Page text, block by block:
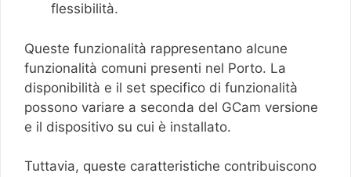
flessibilità.
Queste funzionalità rappresentano alcune
funzionalità comuni presenti nel Porto. La
disponibilità e il set specifico di funzionalità
possono variare a seconda del GCam versione
e il dispositivo su cui è installato.
Tuttavia, queste caratteristiche contribuiscono